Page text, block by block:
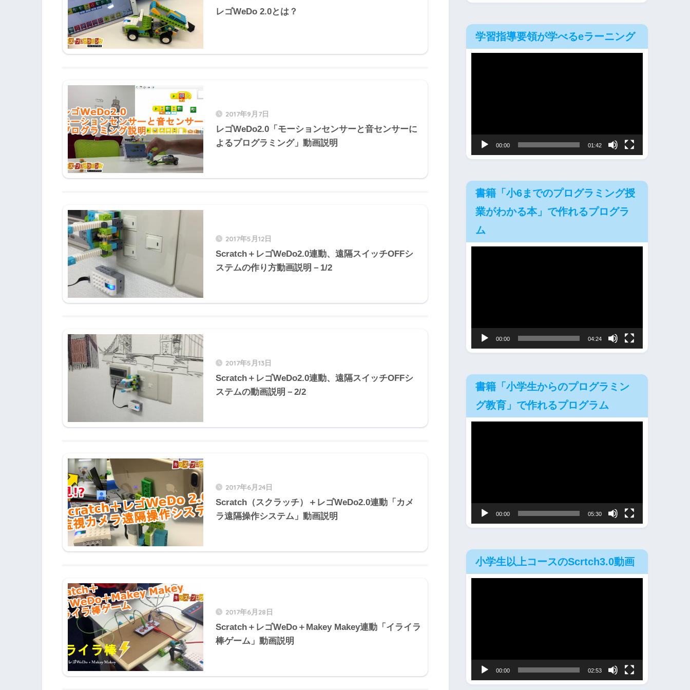
レゴWeDo 2.0とは？
2017年9月7日
レゴWeDo2.0「モーションセンサーと音センサーに
よるプログラミング」動画説明
2017年5月12日
Scratch＋レゴWeDo2.0連動、遠隔スイッチOFFシ
ステムの作り方動画説明－1/2
2017年5月13日
Scratch＋レゴWeDo2.0連動、遠隔スイッチOFFシ
ステムの動画説明－2/2
2017年6月24日
Scratch（スクラッチ）＋レゴWeDo2.0連動「カメ
ラ遠隔操作システム」動画説明
2017年6月28日
Scratch＋レゴWeDo＋Makey Makey連動「イライラ
棒ゲーム」動画説明
学習指導要領が学べるeラーニング
ヤ
00:00 01:42
書籍「小6までのプログラミング授
業がわかる本」で作れるプログラ
ム
ヤ
00:00 04:24
書籍「小学生からのプログラミン
グ教育」で作れるプログラム
ヤ
00:00 05:30
小学生以上コースのScrtch3.0動画
ヤ
00:00 02:53